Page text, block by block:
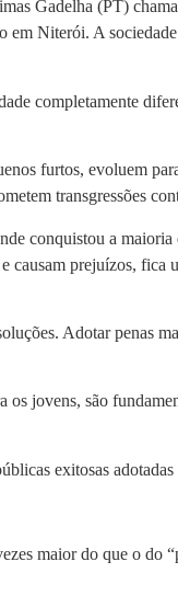
Gadelha (PT)
em Niterói. A
completamente
furtos, evoluem
transgressões
conquistou a maioria
causam prejuízos, fica
Adotar penas
os jovens, são
exitosas
maior do que o do